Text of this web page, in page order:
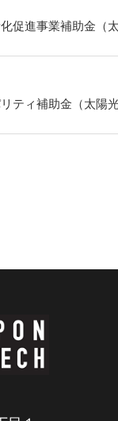
促進事業補助金（
ティ補助金（太陽光